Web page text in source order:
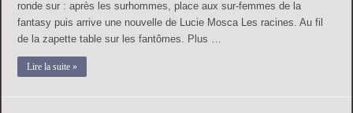
ronde sur : après les surhommes, place aux sur-femmes de la
fantasy puis arrive une nouvelle de Lucie Mosca Les racines. Au fil
de la zapette table sur les fantômes. Plus …
Lire la suite »